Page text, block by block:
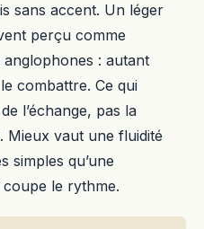
sans accent. Un léger
perçu comme
: autant
combattre. Ce qui
l’échange, pas la
Mieux vaut une fluidité
simples qu’une
le rythme.